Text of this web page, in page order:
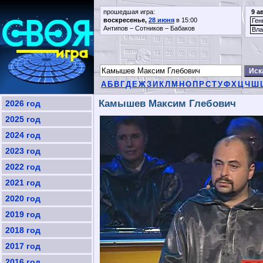
прошедшая игра:
воскресенье, 28 июня в 15:00
Антипов – Сотников – Бабаков
9
А Б В ГД ЕЖЗ ИКЛМНОПРСТУФХ ЦЧ Ш
2026 год
2025 год
2024 год
2023 год
2022 год
2021 год
2020 год
2019 год
2018 год
2017 год
Камышев Максим Глебович